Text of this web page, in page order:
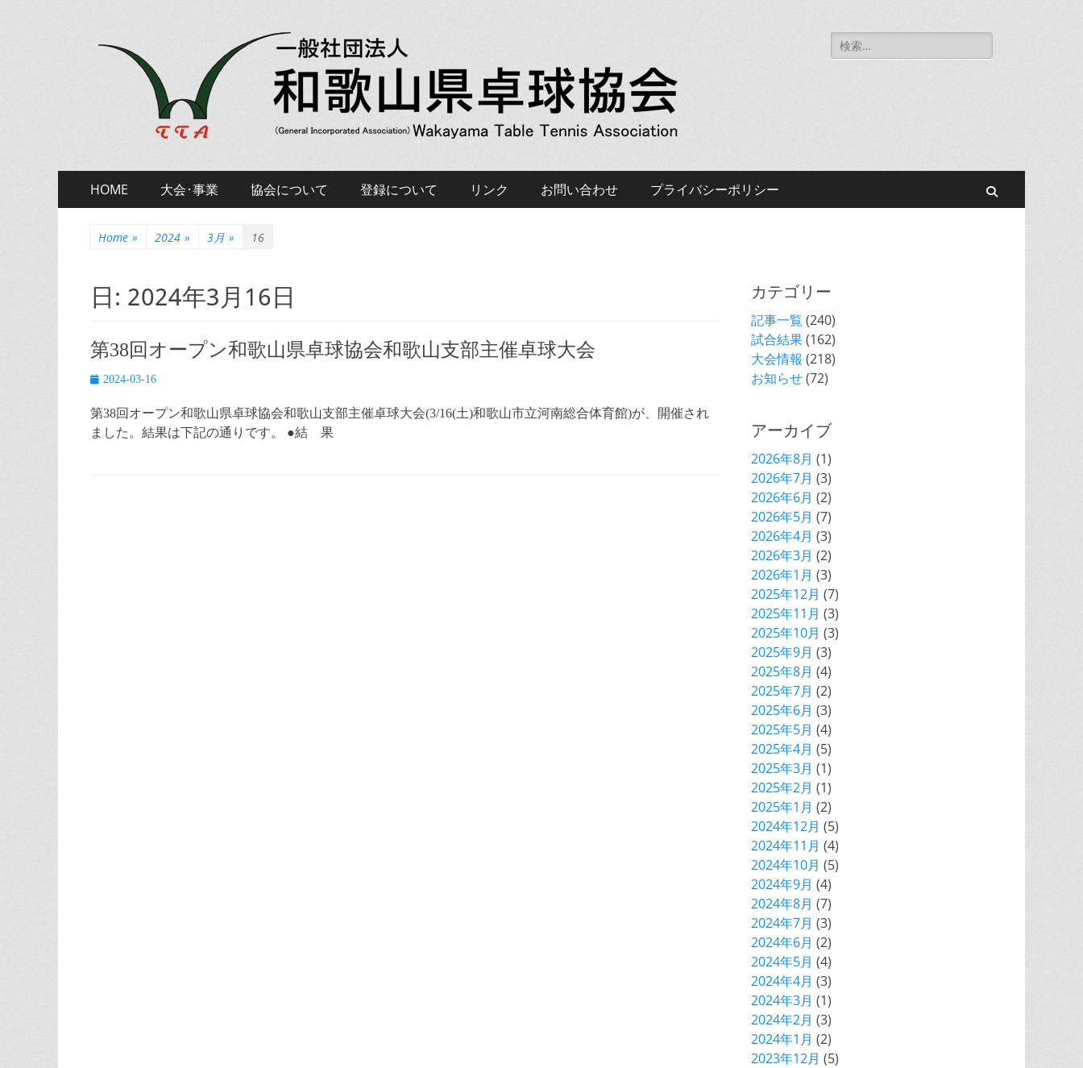
一般社団法人和歌山県卓球協会 Wakayama Table Tennis Association
一般社団法人和歌山県卓球協会 公式ホームページ
Search
for:
Primary
Menu
HOME 大会･事業 協会について 登録について リンク お問い合わせ プライバシーポリシー
Home » 2024 » 3月 » 16
日: 2024年3月16日
第38回オープン和歌山県卓球協会和歌山支部主催卓球大会
Posted2024-03-16
第38回オープン和歌山県卓球協会和歌山支部主催卓球大会(3/16(土)和歌山市立河南総合体育館)が、開催され
ました。結果は下記の通りです。 ●結 果
カテゴリー
記事一覧 (240)
試合結果(162)
大会情報 (218)
お知らせ(72)
アーカイブ
2026年8月 (1)
2026年7月 (3)
2026年6月 (2)
2026年5月 (7)
2026年4月 (3)
2026年3月 (2)
2026年1月 (3)
2025年12月 (7)
2025年11月 (3)
2025年10月 (3)
2025年9月 (3)
2025年8月 (4)
2025年7月 (2)
2025年6月 (3)
2025年5月 (4)
2025年4月 (5)
2025年3月 (1)
2025年2月 (1)
2025年1月 (2)
2024年12月 (5)
2024年11月 (4)
2024年10月 (5)
2024年9月 (4)
2024年8月 (7)
2024年7月 (3)
2024年6月 (2)
2024年5月 (4)
2024年4月 (3)
2024年3月 (1)
2024年2月 (3)
2024年1月 (2)
2023年12月 (5)